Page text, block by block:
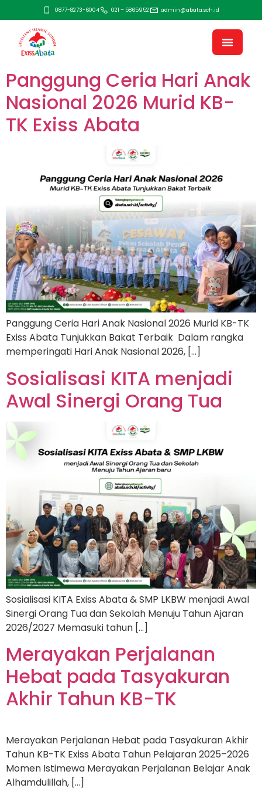
0877-8273-6004 021 – 5865952 admin@abata.sch.id
Panggung Ceria Hari Anak
Nasional 2026 Murid KB-
TK Exiss Abata
Panggung Ceria Hari Anak Nasional 2026 Murid KB-TK
Exiss Abata Tunjukkan Bakat Terbaik Dalam rangka
memperingati Hari Anak Nasional 2026, […]
Sosialisasi KITA menjadi
Awal Sinergi Orang Tua
Sosialisasi KITA Exiss Abata & SMP LKBW menjadi Awal
Sinergi Orang Tua dan Sekolah Menuju Tahun Ajaran
2026/2027 Memasuki tahun […]
Merayakan Perjalanan
Hebat pada Tasyakuran
Akhir Tahun KB-TK
Merayakan Perjalanan Hebat pada Tasyakuran Akhir
Tahun KB-TK Exiss Abata Tahun Pelajaran 2025–2026
Momen Istimewa Merayakan Perjalanan Belajar Anak
Alhamdulillah, […]